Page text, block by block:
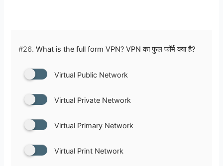
#26. What is the full form VPN? VPN का फुल फॉर्म क्या है?
Virtual Public Network
Virtual Private Network
Virtual Primary Network
Virtual Print Network